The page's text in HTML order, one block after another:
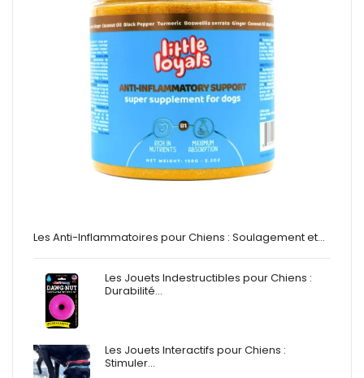
Les Anti-Inflammatoires pour Chiens : Soulagement et…
Les Jouets Indestructibles pour Chiens :
Durabilité…
Les Jouets Interactifs pour Chiens :
Stimuler…